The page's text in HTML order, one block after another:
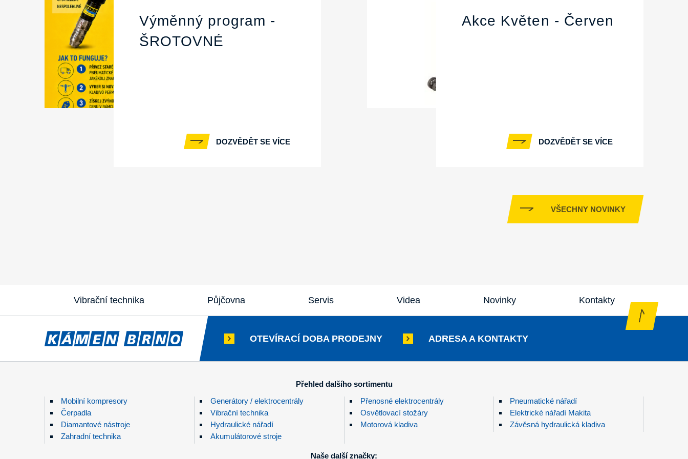
Výměnný program -
ŠROTOVNÉ
DOZVĚDĚT SE VÍCE
Akce Květen - Červen
DOZVĚDĚT SE VÍCE
VŠECHNY NOVINKY
Vibrační technika Půjčovna Servis Videa Novinky Kontakty
OTEVÍRACÍ DOBA PRODEJNY ADRESA A KONTAKTY
Přehled dalšího sortimentu
Mobilní kompresory
Generátory / elektrocentrály Přenosné elektrocentrály
Pneumatické nářadí
Čerpadla
Vibrační technika Osvětlovací stožáry
Elektrické nářadí Makita
Diamantové nástroje
Hydraulické nářadí Motorová kladiva
Závěsná hydraulická kladiva
Zahradní technika
Akumulátorové stroje
Naše další značky: